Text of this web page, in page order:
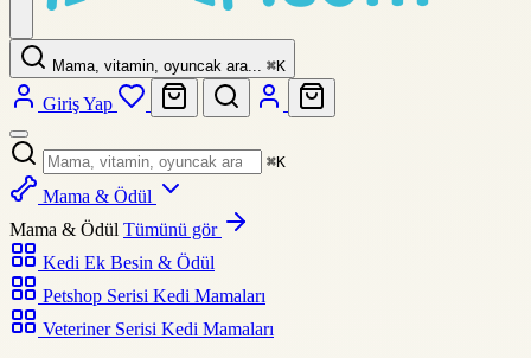
Mama, vitamin, oyuncak ara... ⌘K
Giriş Yap
⌘K
Mama & Ödül
Mama & Ödül Tümünü gör
Kedi Ek Besin & Ödül
Petshop Serisi Kedi Mamaları
Veteriner Serisi Kedi Mamaları